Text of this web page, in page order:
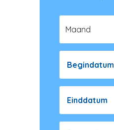
Begindatum
Einddatum